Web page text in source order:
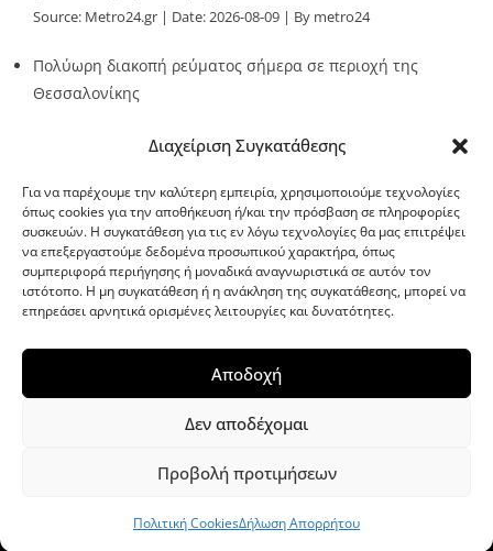
Διαχείριση Συγκατάθεσης
Για να παρέχουμε την καλύτερη εμπειρία, χρησιμοποιούμε τεχνολογίες
όπως cookies για την αποθήκευση ή/και την πρόσβαση σε πληροφορίες
συσκευών. Η συγκατάθεση για τις εν λόγω τεχνολογίες θα μας επιτρέψει
να επεξεργαστούμε δεδομένα προσωπικού χαρακτήρα, όπως
συμπεριφορά περιήγησης ή μοναδικά αναγνωριστικά σε αυτόν τον
ιστότοπο. Η μη συγκατάθεση ή η ανάκληση της συγκατάθεσης, μπορεί να
επηρεάσει αρνητικά ορισμένες λειτουργίες και δυνατότητες.
Αποδοχή
Δεν αποδέχομαι
Προβολή προτιμήσεων
Πολιτική CookiesΔήλωση Απορρήτου
Source: Metro24.gr Date: 2026-08-09 By metro24
Πολύωρη διακοπή ρεύματος σήμερα σε περιοχή της
Θεσσαλονίκης
G-point.gr
WordPress Theme|Viral Newsby HashThemes